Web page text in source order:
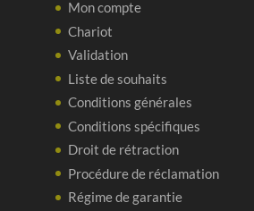
Mon compte
Chariot
Validation
Liste de souhaits
Conditions générales
Conditions spécifiques
Droit de rétraction
Procédure de réclamation
Régime de garantie